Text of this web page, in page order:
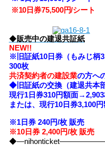
※10 日券75,500円/シート
◆販売中の建退共証紙
NEW!!
※旧証紙10日券（もみじ柄
300枚
共済契約者の建設業の方へ
◆旧証紙の交換（建退共本
現行1日券310円額面→2,903
または、現行10日券3,100
※1日券 240円/枚 販
※10日券 2,400円/枚 販